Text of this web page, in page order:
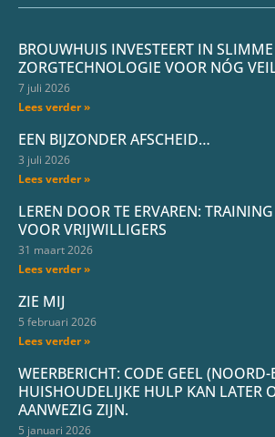
BROUWHUIS INVESTEERT IN SLIMME
ZORGTECHNOLOGIE VOOR NÓG
7 juli 2026
Lees verder »
EEN BIJZONDER AFSCHEID…
3 juli 2026
Lees verder »
LEREN DOOR TE ERVAREN:
VOOR VRIJWILLIGERS
31 maart 2026
Lees verder »
ZIE MIJ
5 februari 2026
Lees verder »
WEERBERICHT: CODE GEEL (NOORD-
HUISHOUDELIJKE HULP KAN LATER
AANWEZIG ZIJN.
5 januari 2026